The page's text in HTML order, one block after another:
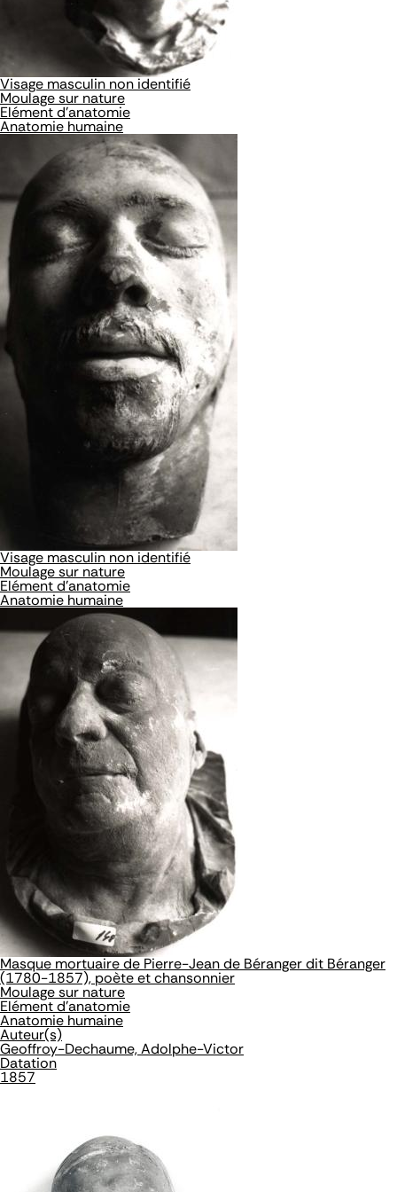
Visage masculin non identifié
Moulage sur nature
Elément d'anatomie
Anatomie humaine
Visage masculin non identifié
Moulage sur nature
Elément d'anatomie
Anatomie humaine
Masque mortuaire de Pierre-Jean de Béranger dit Béranger
(1780-1857), poète et chansonnier
Moulage sur nature
Elément d'anatomie
Anatomie humaine
Auteur(s)
Geoffroy-Dechaume, Adolphe-Victor
Datation
1857